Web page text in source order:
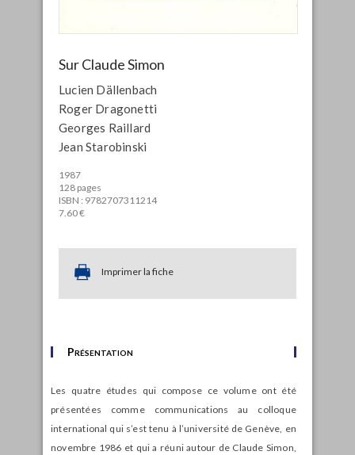
Sur Claude Simon
Lucien Dällenbach
Roger Dragonetti
Georges Raillard
Jean Starobinski
1987
128 pages
ISBN : 9782707311214
7.60 €
Imprimer la fiche
Présentation
Les quatre études qui compose ce volume ont été
présentées comme communications au colloque
international qui s’est tenu à l’université de Genève, en
novembre 1986 et qui a réuni autour de Claude Simon,